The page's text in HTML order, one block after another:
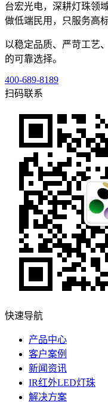
台宏光电，深耕灯珠领
做低端民用，只服务高
以稳定品质、严苛工艺
的可靠选择。
400-689-8189
扫码联系
快速导航
产品中心
客户案例
新闻资讯
IR红外LED灯珠
解决方案